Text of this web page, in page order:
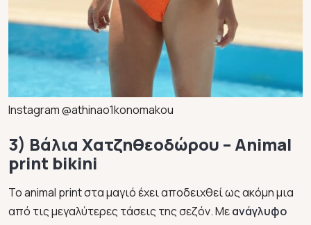
Instagram @athinao1konomakou
3) Βάλια Χατζηθεοδώρου – Animal
print bikini
Το animal print στα μαγιό έχει αποδειχθεί ως ακόμη μια
από τις μεγαλύτερες τάσεις της σεζόν. Μεανάγλυφο